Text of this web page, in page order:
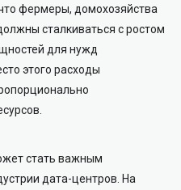
фермеры, домохозяйства
сталкиваться с ростом
для нужд
этого расходы
стать важным
дата-центров. На